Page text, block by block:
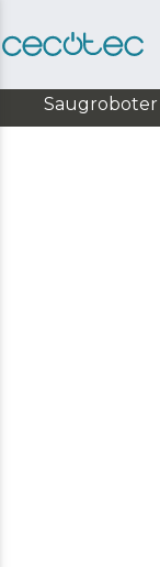
Saugroboter